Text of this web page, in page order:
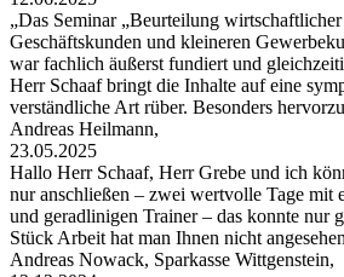
„Das Seminar „Beurteilung
Geschäftskunden und kleineren
war fachlich äußerst fundiert und
Herr Schaaf bringt die Inhalte auf eine
verständliche Art rüber. Besonders
Andreas Heilmann,
23.05.2025
Hallo Herr Schaaf, Herr Grebe und ich
nur anschließen – zwei wertvolle Tage mit
und geradlinigen Trainer – das konnte nur
Stück Arbeit hat man Ihnen nicht
Andreas Nowack, Sparkasse Wittgenstein,